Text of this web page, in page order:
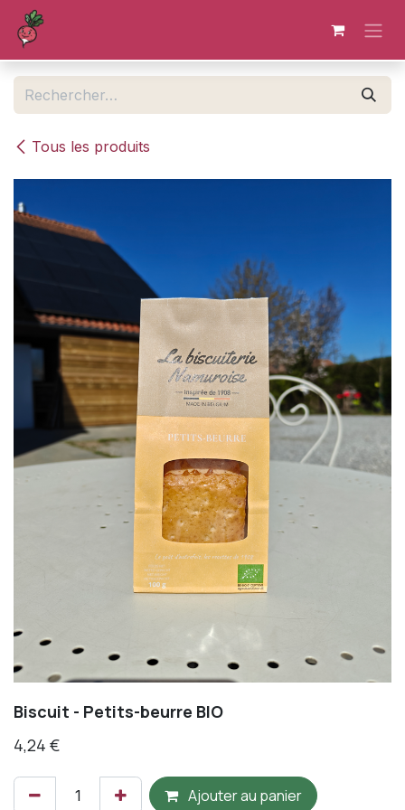
Se rendre au contenu
Tous les produits
Biscuit - Petits-beurre BIO
4,24 €
Ajouter au panier